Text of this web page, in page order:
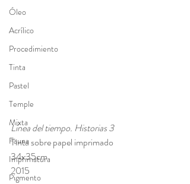
Óleo
Acrílico
Procedimiento
Tinta
Pastel
Temple
Mixta
Fauna
Imprimatura
Pigmento
Línea del tiempo. Historias 3
Tinta sobre papel imprimado
34x35cm
2015